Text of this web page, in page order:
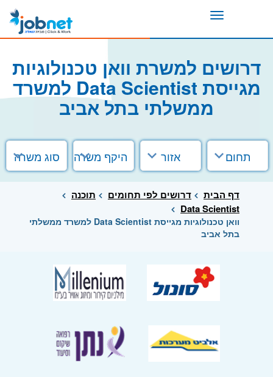
Toggle
דרושים למשרת וואן טכנולוגיות
מגייסת Data Scientist למשרד
ממשלתי בתל אביב
תחום אזור היקף משרה סוג משרה
דף הבית דרושים לפי תחומים
תוכנה
Data Scientist
וואן טכנולוגיות מגייסת Data Scientist למשרד ממשלתי
בתל אביב